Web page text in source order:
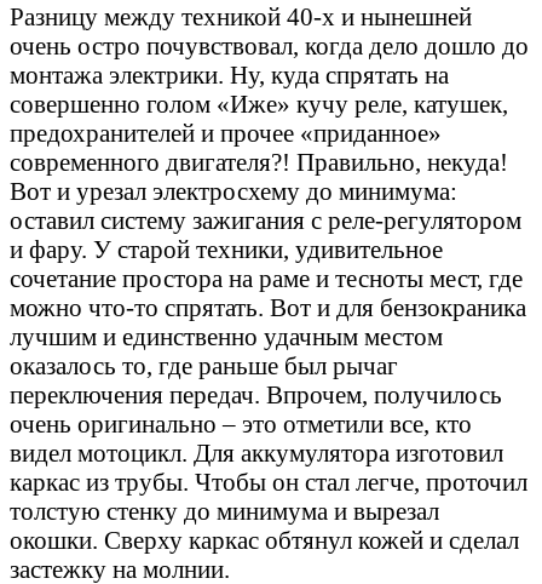
Разницу между техникой 40-х и нынешней
очень остро почувствовал, когда дело дошло до
монтажа электрики. Ну, куда спрятать на
совершенно голом «Иже» кучу реле, катушек,
предохранителей и прочее «приданное»
современного двигателя?! Правильно, некуда!
Вот и урезал электросхему до минимума:
оставил систему зажигания с реле-регулятором
и фару. У старой техники, удивительное
сочетание простора на раме и тесноты мест, где
можно что-то спрятать. Вот и для бензокраника
лучшим и единственно удачным местом
оказалось то, где раньше был рычаг
переключения передач. Впрочем, получилось
очень оригинально – это отметили все, кто
видел мотоцикл. Для аккумулятора изготовил
каркас из трубы. Чтобы он стал легче, проточил
толстую стенку до минимума и вырезал
окошки. Сверху каркас обтянул кожей и сделал
застежку на молнии.